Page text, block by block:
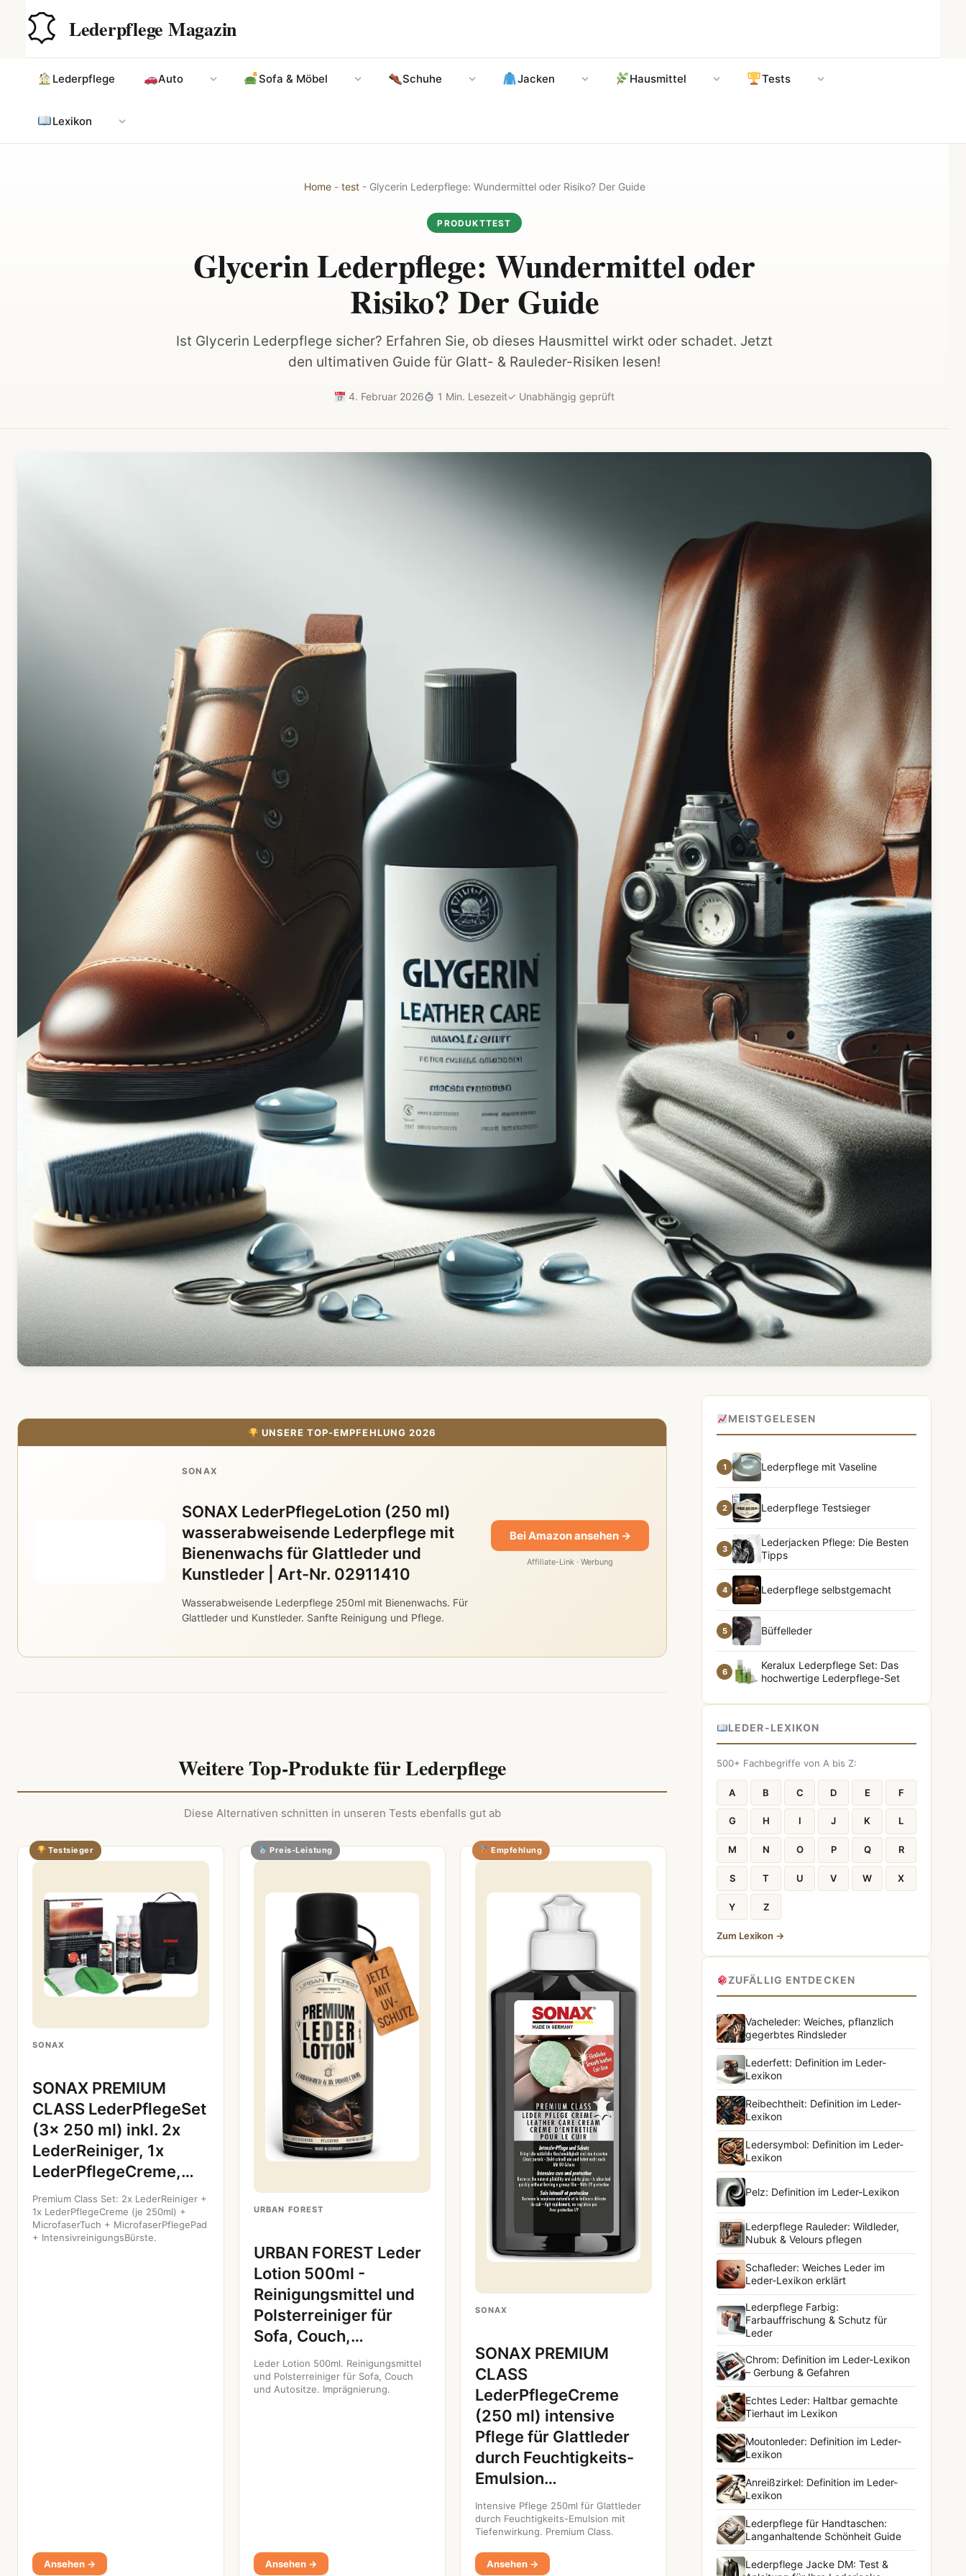
springen
Lederpflege Magazin
Lederpflege Auto Sofa & Möbel Schuhe Jacken Hausmittel Tests
Lexikon
Hauptinhalt
Home- test- Glycerin Lederpflege: Wundermittel oder Risiko? Der Guide
PRODUKTTEST
Glycerin Lederpflege: Wundermittel oder
Risiko? Der Guide
Ist Glycerin Lederpflege sicher? Erfahren Sie, ob dieses Hausmittel wirkt oder schadet. Jetzt
den ultimativen Guide für Glatt- & Rauleder-Risiken lesen!
4. Februar 2026 1 Min. Lesezeit✓ Unabhängig geprüft
UNSERE TOP-EMPFEHLUNG 2026
SONAX
SONAX LederPflegeLotion (250 ml)
wasserabweisende Lederpflege mit
Bienenwachs für Glattleder und
Kunstleder | Art-Nr. 02911410
Wasserabweisende Lederpflege 250ml mit Bienenwachs. Für
Glattleder und Kunstleder. Sanfte Reinigung und Pflege.
Bei Amazon ansehen →
Affiliate-Link · Werbung
Weitere Top-Produkte für Lederpflege
Diese Alternativen schnitten in unseren Tests ebenfalls gut ab
Testsieger
SONAX
SONAX PREMIUM
CLASS LederPflegeSet
(3x 250 ml) inkl. 2x
LederReiniger, 1x
LederPflegeCreme,…
Premium Class Set: 2x LederReiniger +
1x LederPflegeCreme (je 250ml) +
MicrofaserTuch + MicrofaserPflegePad
+ IntensivreinigungsBürste.
Ansehen →
Preis-Leistung
URBAN FOREST
URBAN FOREST Leder
Lotion 500ml -
Reinigungsmittel und
Polsterreiniger für
Sofa, Couch,…
Leder Lotion 500ml. Reinigungsmittel
und Polsterreiniger für Sofa, Couch
und Autositze. Imprägnierung.
Ansehen →
Empfehlung
SONAX
SONAX PREMIUM
CLASS
LederPflegeCreme
(250 ml) intensive
Pflege für Glattleder
durch Feuchtigkeits-
Emulsion…
Intensive Pflege 250ml für Glattleder
durch Feuchtigkeits-Emulsion mit
Tiefenwirkung. Premium Class.
Ansehen →
MEISTGELESEN
1 Lederpflege mit Vaseline
2 Lederpflege Testsieger
3
Lederjacken Pflege: Die Besten
Tipps
4 Lederpflege selbstgemacht
5 Büffelleder
6
Keralux Lederpflege Set: Das
hochwertige Lederpflege-Set
LEDER-LEXIKON
500+ Fachbegriffe von A bis Z:
A B C D E F
G H I J K L
M N O P Q R
S T U V W X
Y Z
Zum Lexikon →
ZUFÄLLIG ENTDECKEN
Vacheleder: Weiches, pflanzlich
gegerbtes Rindsleder
Lederfett: Definition im Leder-
Lexikon
Reibechtheit: Definition im Leder-
Lexikon
Ledersymbol: Definition im Leder-
Lexikon
Pelz: Definition im Leder-Lexikon
Lederpflege Rauleder: Wildleder,
Nubuk & Velours pflegen
Schafleder: Weiches Leder im
Leder-Lexikon erklärt
Lederpflege Farbig:
Farbauffrischung & Schutz für
Leder
Chrom: Definition im Leder-Lexikon
– Gerbung & Gefahren
Echtes Leder: Haltbar gemachte
Tierhaut im Lexikon
Moutonleder: Definition im Leder-
Lexikon
Anreißzirkel: Definition im Leder-
Lexikon
Lederpflege für Handtaschen:
Langanhaltende Schönheit Guide
Lederpflege Jacke DM: Test &